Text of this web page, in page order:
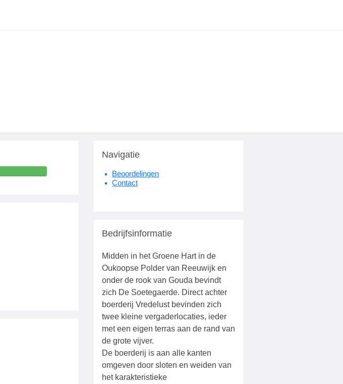
Navigatie
Beoordelingen
Contact
Bedrijfsinformatie
Midden in het Groene Hart in de
Oukoopse Polder van Reeuwijk en
onder de rook van Gouda bevindt
zich De Soetegaerde. Direct achter
boerderij Vredelust bevinden zich
twee kleine vergaderlocaties, ieder
met een eigen terras aan de rand van
de grote vijver.
De boerderij is aan alle kanten
omgeven door sloten en weiden van
het karakteristieke